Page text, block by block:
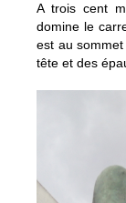
A trois cent
domine le
est au
tête et des